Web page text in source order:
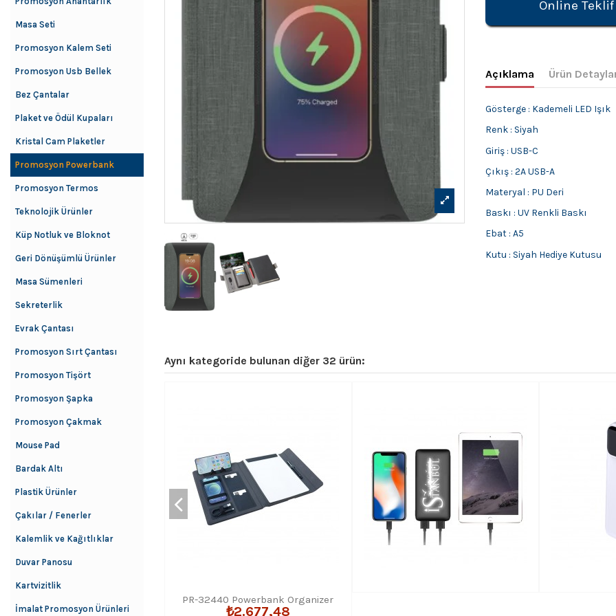
Online Teklif
Açıklama Ürün
Gösterge : Kademeli LED Işık
Renk : Siyah
Giriş : USB-C
Çıkış : 2A USB-A
Materyal : PU Deri
Baskı : UV Renkli Baskı
Ebat : A5
Kutu : Siyah Hediye Kutusu
Aynı kategoride bulunan diğer 32 ürün:
PR-32440 Powerbank Organizer
₺2.677,48
Masa Seti
Promosyon Kalem Seti
Promosyon Usb Bellek
Bez Çantalar
Plaket ve Ödül Kupaları
Kristal Cam Plaketler
Promosyon Powerbank
Promosyon Termos
Teknolojik Ürünler
Küp Notluk ve Bloknot
Geri Dönüşümlü Ürünler
Masa Sümenleri
Sekreterlik
Evrak Çantası
Promosyon Sırt Çantası
Promosyon Tişört
Promosyon Şapka
Promosyon Çakmak
Mouse Pad
Bardak Altı
Plastik Ürünler
Çakılar / Fenerler
Kalemlik ve Kağıtlıklar
Duvar Panosu
Kartvizitlik
İmalat Promosyon Ürünleri